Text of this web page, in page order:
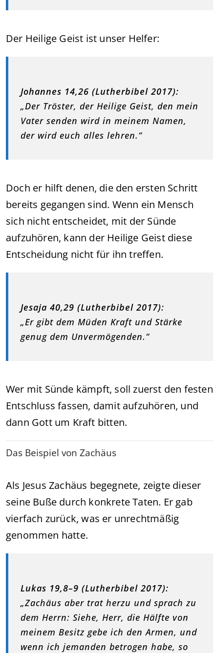
Der Heilige Geist ist unser Helfer:
Johannes 14,26 (Lutherbibel 2017):
„Der Tröster, der Heilige Geist, den mein
Vater senden wird in meinem Namen,
der wird euch alles lehren.“
Doch er hilft denen, die den ersten Schritt
bereits gegangen sind. Wenn ein Mensch
sich nicht entscheidet, mit der Sünde
aufzuhören, kann der Heilige Geist diese
Entscheidung nicht für ihn treffen.
Jesaja 40,29 (Lutherbibel 2017):
„Er gibt dem Müden Kraft und Stärke
genug dem Unvermögenden.“
Wer mit Sünde kämpft, soll zuerst den festen
Entschluss fassen, damit aufzuhören, und
dann Gott um Kraft bitten.
Das Beispiel von Zachäus
Als Jesus Zachäus begegnete, zeigte dieser
seine Buße durch konkrete Taten. Er gab
vierfach zurück, was er unrechtmäßig
genommen hatte.
Lukas 19,8–9 (Lutherbibel 2017):
„Zachäus aber trat herzu und sprach zu
dem Herrn: Siehe, Herr, die Hälfte von
meinem Besitz gebe ich den Armen, und
wenn ich jemanden betrogen habe, so